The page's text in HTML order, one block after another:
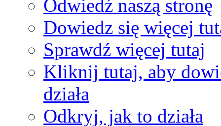
Odwiedź naszą stronę
Dowiedz się więcej
Sprawdź więcej tutaj
Kliknij tutaj, aby
działa
Odkryj, jak to działa